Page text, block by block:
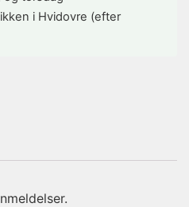
i Hvidovre (efter